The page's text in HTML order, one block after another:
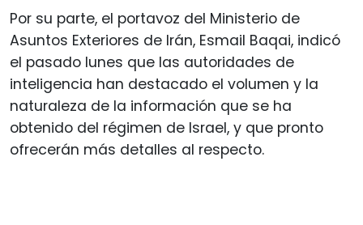
Por su parte, el portavoz del Ministerio de
Asuntos Exteriores de Irán, Esmail Baqai, indicó
el pasado lunes que las autoridades de
inteligencia han destacado el volumen y la
naturaleza de la información que se ha
obtenido del régimen de Israel, y que pronto
ofrecerán más detalles al respecto.